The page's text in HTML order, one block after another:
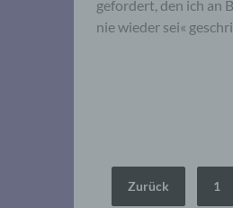
gefordert, den ich an
nie wieder sei«
Zurück 1